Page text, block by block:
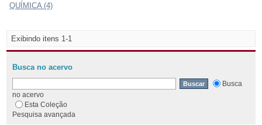
QUÍMICA (4)
Exibindo itens 1-1
Busca no acervo
Busca
no acervo
Esta Coleção
Pesquisa avançada